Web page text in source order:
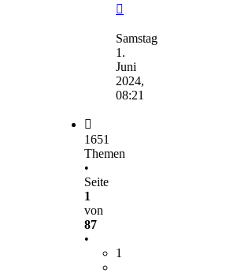
Beitrag
Samstag
1.
Juni
2024,
08:21
1651
Themen
•
Seite
1
von
87
•
1